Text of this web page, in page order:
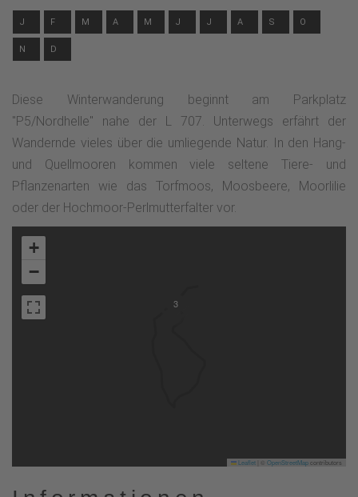
J F M A M J J A S O
N D
Diese Winterwanderung beginnt am Parkplatz
"P5/Nordhelle" nahe der L 707. Unterwegs erfährt der
Wandernde vieles über die umliegende Natur. In den Hang-
und Quellmooren kommen viele seltene Tiere- und
Pflanzenarten wie das Torfmoos, Moosbeere, Moorlilie
oder der Hochmoor-Perlmutterfalter vor.
3
+
−
Leaflet OpenStreetMapcontributors